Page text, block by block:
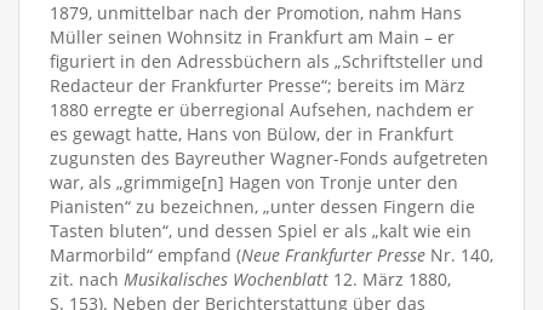
1879, unmittelbar nach der Promotion, nahm Hans
Müller seinen Wohnsitz in Frankfurt am Main – er
figuriert in den Adressbüchern als „Schriftsteller und
Redacteur der Frankfurter Presse“; bereits im März
1880 erregte er überregional Aufsehen, nachdem er
es gewagt hatte, Hans von Bülow, der in Frankfurt
zugunsten des Bayreuther Wagner-Fonds aufgetreten
war, als „grimmige[n] Hagen von Tronje unter den
Pianisten“ zu bezeichnen, „unter dessen Fingern die
Tasten bluten“, und dessen Spiel er als „kalt wie ein
Marmorbild“ empfand (Neue Frankfurter Presse Nr. 140,
zit. nach Musikalisches Wochenblatt 12. März 1880,
S. 153). Neben der Berichterstattung über das